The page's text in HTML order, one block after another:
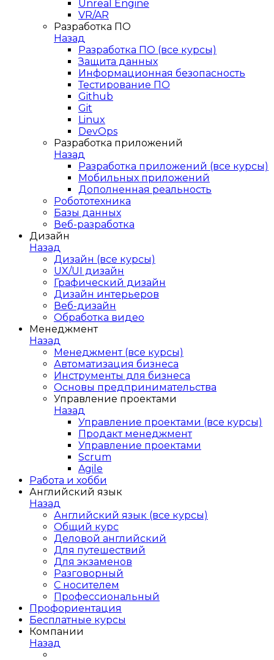
Unreal Engine
VR/AR
Разработка ПО
Назад
Разработка ПО (все курсы)
Защита данных
Информационная безопасность
Тестирование ПО
Github
Git
Linux
DevOps
Разработка приложений
Назад
Разработка приложений (все курсы)
Мобильных приложений
Дополненная реальность
Робототехника
Базы данных
Веб-разработка
Дизайн
Назад
Дизайн (все курсы)
UX/UI дизайн
Графический дизайн
Дизайн интерьеров
Веб-дизайн
Обработка видео
Менеджмент
Назад
Менеджмент (все курсы)
Автоматизация бизнеса
Инструменты для бизнеса
Основы предпринимательства
Управление проектами
Назад
Управление проектами (все курсы)
Продакт менеджмент
Управление проектами
Scrum
Agile
Работа и хобби
Английский язык
Назад
Английский язык (все курсы)
Общий курс
Деловой английский
Для путешествий
Для экзаменов
Разговорный
С носителем
Профессиональный
Профориентация
Бесплатные курсы
Компании
Назад